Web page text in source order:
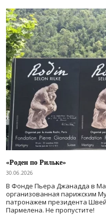
«Роден по Рильке»
30.06.2026
В Фонде Пьера Джанадда в
организованная парижским
патронажем президента
Пармелена. Не пропустите!